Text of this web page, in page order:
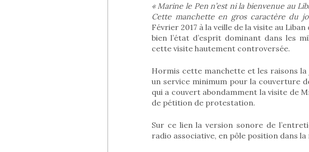
« Marine le Pen n’est ni la bienvenue au
Cette manchette en gros caractère du
Février 2017 à la veille de la visite au
bien l’état d’esprit dominant dans les
cette visite hautement controversée.
Hormis cette manchette et les raisons la
un service minimum pour la couverture
qui a couvert abondamment la visite de
de pétition de protestation.
Sur ce lien la version sonore de
radio associative, en pôle position dans